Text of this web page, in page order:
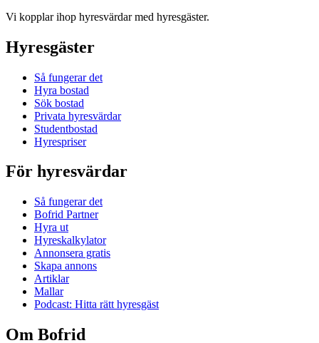
Vi kopplar ihop hyresvärdar med hyresgäster.
Hyresgäster
Så fungerar det
Hyra bostad
Sök bostad
Privata hyresvärdar
Studentbostad
Hyrespriser
För hyresvärdar
Så fungerar det
Bofrid Partner
Hyra ut
Hyreskalkylator
Annonsera gratis
Skapa annons
Artiklar
Mallar
Podcast: Hitta rätt hyresgäst
Om Bofrid